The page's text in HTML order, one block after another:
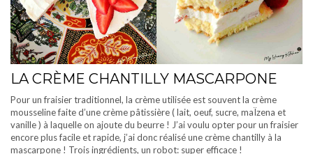
LA CRÈME CHANTILLY MASCARPONE
Pour un fraisier traditionnel, la crème utilisée est souvent la crème
mousseline faite d’une crème pâtissière ( lait, oeuf, sucre, maÏzena et
vanille ) à laquelle on ajoute du beurre ! J’ai voulu opter pour un fraisier
encore plus facile et rapide, j’ai donc réalisé une crème chantilly à la
mascarpone ! Trois ingrédients, un robot: super efficace !